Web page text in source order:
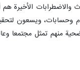
على أن جميع ضحايا هذه الأحداث
وحسابات، ويسعون
منهم تمثل مجتمعا